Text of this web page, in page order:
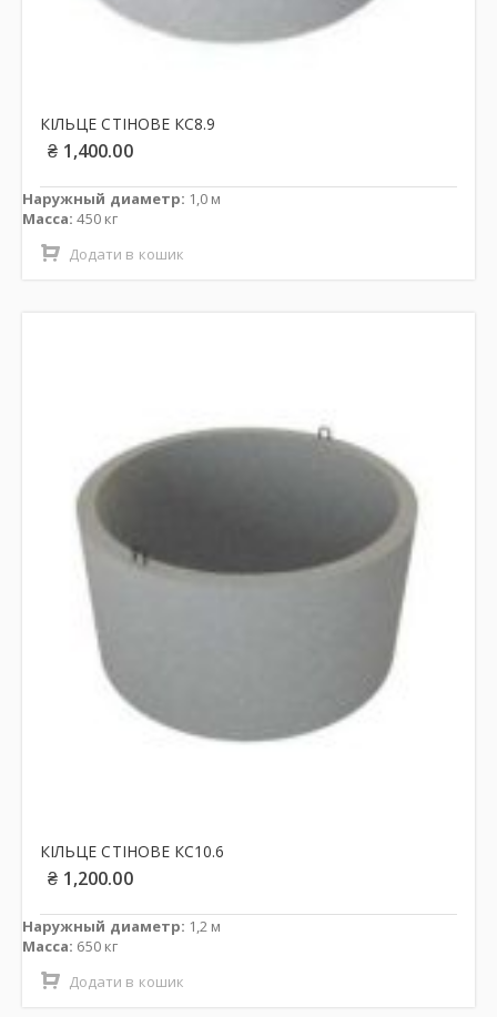
КІЛЬЦЕ СТІНОВЕ КС8.9
₴ 1,400.00
Наружный диаметр: 1,0 м
Масса: 450 кг
Додати в кошик
КІЛЬЦЕ СТІНОВЕ КС10.6
₴ 1,200.00
Наружный диаметр: 1,2 м
Масса: 650 кг
Додати в кошик